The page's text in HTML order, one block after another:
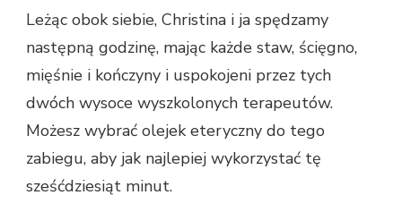
Leżąc obok siebie, Christina i ja spędzamy
następną godzinę, mając każde staw, ścięgno,
mięśnie i kończyny i uspokojeni przez tych
dwóch wysoce wyszkolonych terapeutów.
Możesz wybrać olejek eteryczny do tego
zabiegu, aby jak najlepiej wykorzystać tę
sześćdziesiąt minut.